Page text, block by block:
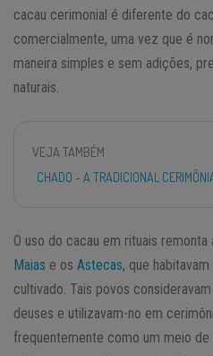
cacau cerimonial é diferente do
comercialmente, uma vez que é
maneira simples e sem adições,
naturais.
VEJA TAMBÉM
CHADO - A TRADICIONAL
O uso do cacau em rituais
Maias e os Astecas, que
cultivado. Tais povos
deuses e utilizavam-no em
frequentemente como um meio de